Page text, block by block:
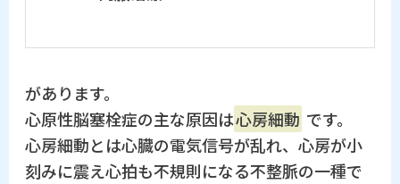
があります。
心原性脳塞栓症の主な原因は心房細動 です。
心房細動とは心臓の電気信号が乱れ、心房が小
刻みに震え心拍も不規則になる不整脈の一種で